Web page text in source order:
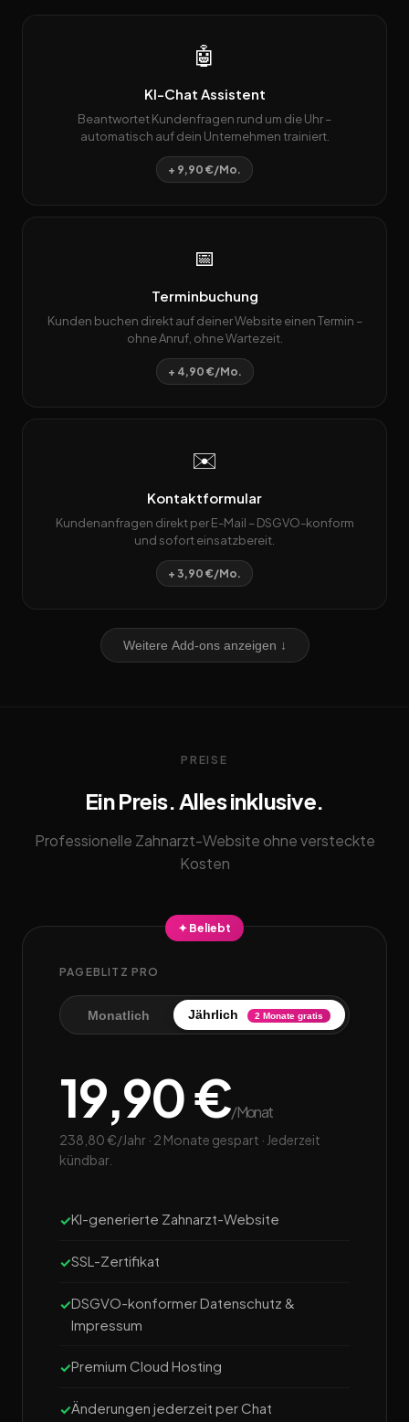
🤖
KI-Chat Assistent
Beantwortet Kundenfragen rund um die Uhr –
automatisch auf dein Unternehmen trainiert.
+ 9,90 €/Mo.
📅
Terminbuchung
Kunden buchen direkt auf deiner Website einen Termin –
ohne Anruf, ohne Wartezeit.
+ 4,90 €/Mo.
✉️
Kontaktformular
Kundenanfragen direkt per E-Mail – DSGVO-konform
und sofort einsatzbereit.
+ 3,90 €/Mo.
Weitere Add-ons anzeigen ↓
PREISE
Ein Preis. Alles inklusive.
Professionelle Zahnarzt-Website ohne versteckte
Kosten
✦ Beliebt
PAGEBLITZ PRO
Monatlich Jährlich 2 Monate gratis
19,90 €/Monat
238,80 €/Jahr · 2 Monate gespart · Jederzeit
kündbar.
KI-generierte Zahnarzt-Website
SSL-Zertifikat
DSGVO-konformer Datenschutz &
Impressum
Premium Cloud Hosting
Änderungen jederzeit per Chat